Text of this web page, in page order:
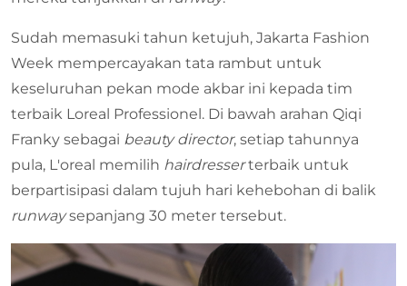
Sudah memasuki tahun ketujuh, Jakarta Fashion
Week mempercayakan tata rambut untuk
keseluruhan pekan mode akbar ini kepada tim
terbaik Loreal Professionel. Di bawah arahan Qiqi
Franky sebagai beauty director, setiap tahunnya
pula, L'oreal memilih hairdresserterbaik untuk
berpartisipasi dalam tujuh hari kehebohan di balik
runwaysepanjang 30 meter tersebut.